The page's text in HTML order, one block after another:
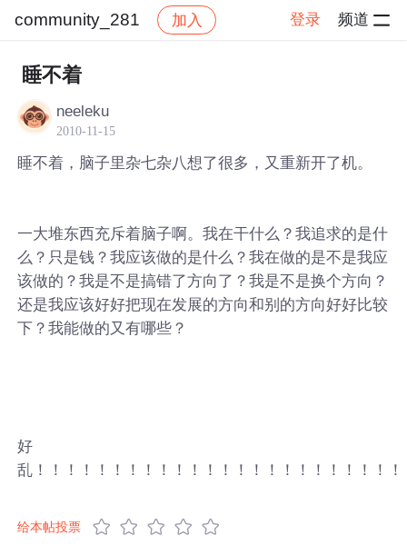
community_281 加入 登录 频道
社区 community_281
睡不着
neeleku
2010-11-15
睡不着，脑子里杂七杂八想了很多，又重新开了机。
一大堆东西充斥着脑子啊。我在干什么？我追求的是什
么？只是钱？我应该做的是什么？我在做的是不是我应
该做的？我是不是搞错了方向了？我是不是换个方向？
还是我应该好好把现在发展的方向和别的方向好好比较
下？我能做的又有哪些？
好
乱！！！！！！！！！！！！！！！！！！！！！！！
给本帖投票